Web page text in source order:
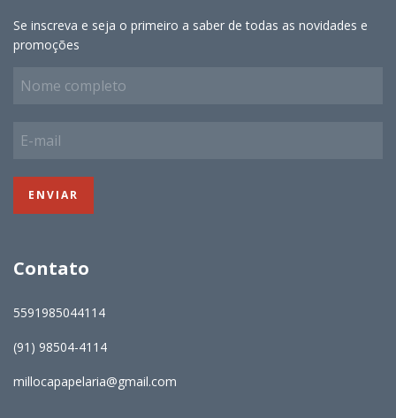
Se inscreva e seja o primeiro a saber de todas as novidades e
promoções
Contato
5591985044114
(91) 98504-4114
millocapapelaria@gmail.com